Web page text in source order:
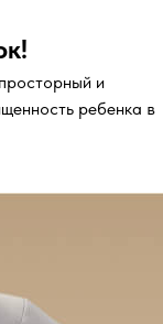
и
ребенка в